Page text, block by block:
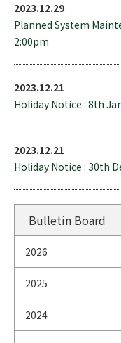
2023.12.29
Planned System
2:00pm
2023.12.21
Holiday Notice : 8th
2023.12.21
Holiday Notice : 30th
Bulletin Board
2026
2025
2024